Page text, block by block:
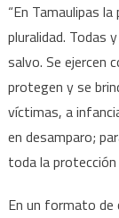
“En Tamaulipas
pluralidad. Todas
salvo. Se ejercen
protegen y se
víctimas, a
en desamparo;
toda la protección
En un formato de